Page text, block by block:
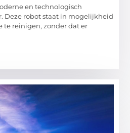
en technologisch
Deze robot staat in mogelijkheid
reinigen, zonder dat er